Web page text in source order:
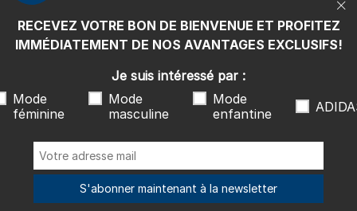
rubrique « Newsletter ». Je peux révoquer ce consentement à tout
Nous livrons avec
Excellente qualité
RECEVEZ VOTRE BON DE BIENVENUE ET PROFITEZ
IMMÉDIATEMENT DE NOS AVANTAGES EXCLUSIFS!
Je suis intéressé par :
Mode
féminine
Mode
masculine
Mode
enfantine
S'abonner maintenant à la newsletter